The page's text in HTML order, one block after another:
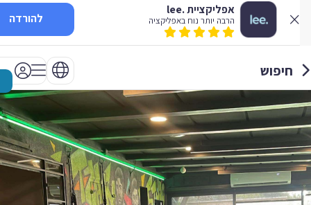
אפליקציית .lee
הרבה יותר נוח באפליקציה להורדה
חיפוש